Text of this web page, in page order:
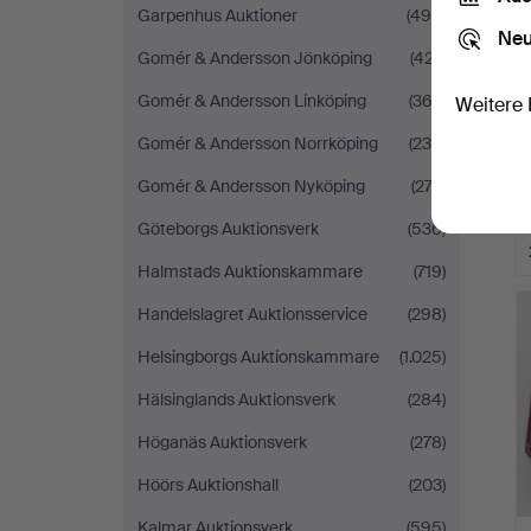
Garpenhus Auktioner
(498)
Gomér & Andersson Jönköping
(427)
Gomér & Andersson Linköping
(362)
Gomér & Andersson Norrköping
(236)
Gomér & Andersson Nyköping
(274)
Göteborgs Auktionsverk
(536)
Halmstads Auktionskammare
(719)
Handelslagret Auktionsservice
(298)
Helsingborgs Auktionskammare
(1.025)
Hälsinglands Auktionsverk
(284)
Höganäs Auktionsverk
(278)
Höörs Auktionshall
(203)
Weitere